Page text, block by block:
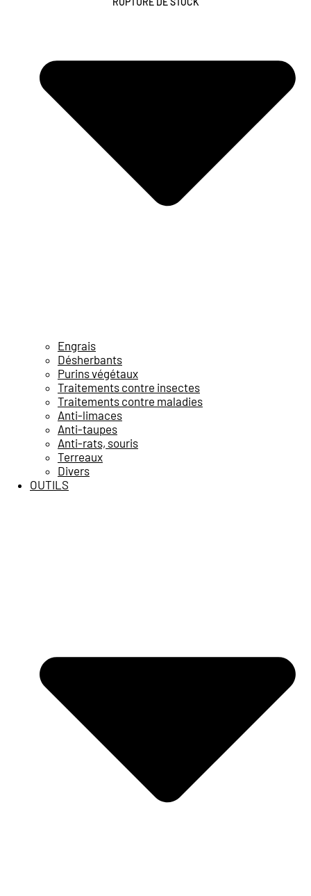
Engrais
Désherbants
Purins végétaux
Traitements contre insectes
Traitements contre maladies
Anti-limaces
Anti-taupes
Anti-rats, souris
Terreaux
Divers
OUTILS